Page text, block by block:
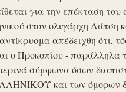
για την επέκταση
στον ολιγάρχη Λάτση
απέδειχθη ότι,
ο Προκοπίου -
σύμφωνα όσων
και των όμορων